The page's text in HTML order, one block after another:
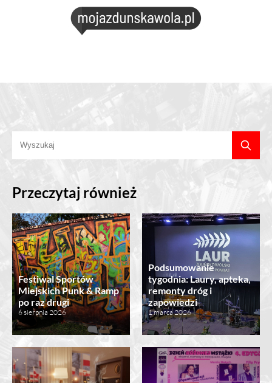
Przeczytaj również
Festiwal Sportów
Miejskich Punk & Ramp
po raz drugi
6 sierpnia 2026
Podsumowanie
tygodnia: Laury, apteka,
remonty dróg i
zapowiedzi
1 marca 2026